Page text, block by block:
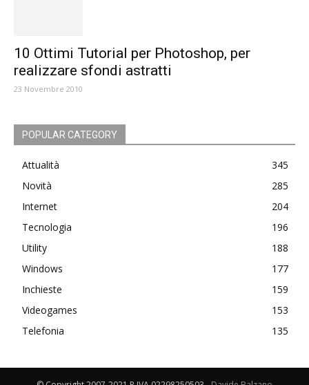
10 Ottimi Tutorial per Photoshop, per
realizzare sfondi astratti
23 Novembre 2010
POPULAR CATEGORY
Attualità
345
Novità
285
Internet
204
Tecnologia
196
Utility
188
Windows
177
Inchieste
159
Videogames
153
Telefonia
135